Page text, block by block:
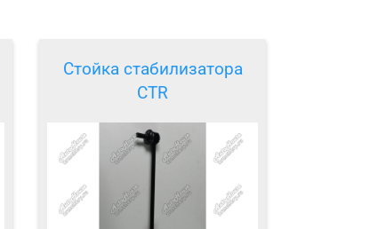
Стойка стабилизатора
CTR